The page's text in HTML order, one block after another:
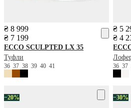
₴ 8 999
₴ 7 199
ECCO SCULPTED LX 35
Туфли
36 37 38 39 40 41
₴ 5
₴ 4
3637
−20% −30%